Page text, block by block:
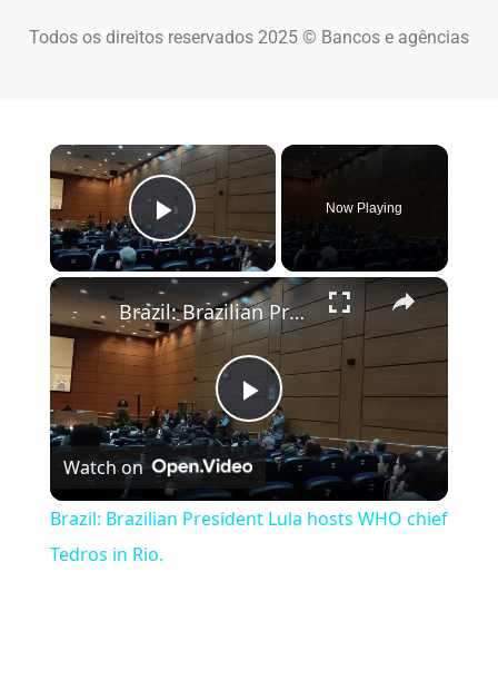
Todos os direitos reservados 2025 © Bancos e agências
×
Play Video
Now Playing
×
Play Video
Brazil: Brazilian President Lula hosts WHO chief Tedros in Rio.
Watch on
Brazil: Brazilian President Lula hosts WHO chief
Tedros in Rio.